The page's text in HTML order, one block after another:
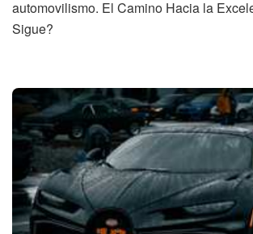
automovilismo. El Camino Hacia la
Sigue?